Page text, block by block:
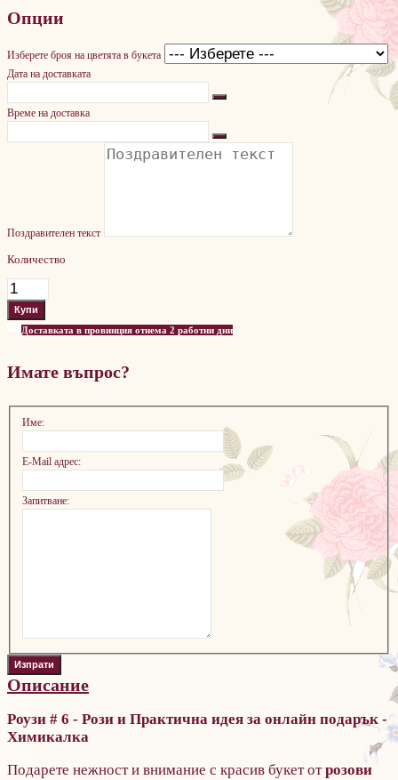
Опции
Изберете броя на цветята в букета
Дата на доставката
Време на доставка
Поздравителен текст
Количество
Доставката в провинция отнема 2 работни дни
Имате въпрос?
Име:
E-Mail адрес:
Запитване:
Описание
Роузи # 6 - Рози и Практична идея за онлайн подарък -
Химикалка
Подарете нежност и внимание с красив букет отрозови